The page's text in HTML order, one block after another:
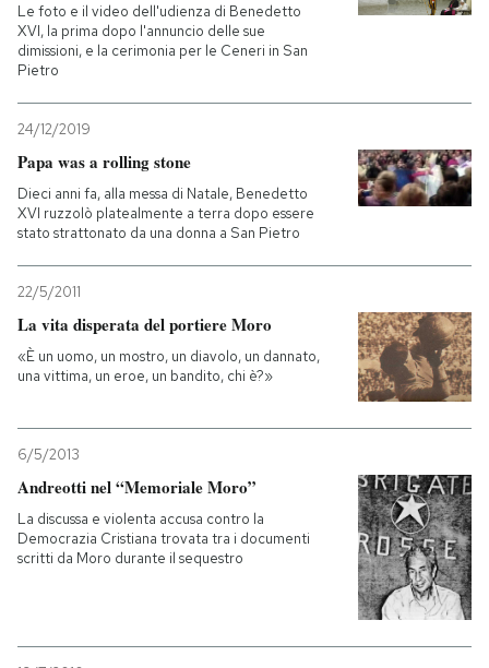
Le foto e il video dell'udienza di Benedetto
XVI, la prima dopo l'annuncio delle sue
dimissioni, e la cerimonia per le Ceneri in San
Pietro
24/12/2019
Papa was a rolling stone
Dieci anni fa, alla messa di Natale, Benedetto
XVI ruzzolò platealmente a terra dopo essere
stato strattonato da una donna a San Pietro
22/5/2011
La vita disperata del portiere Moro
«È un uomo, un mostro, un diavolo, un dannato,
una vittima, un eroe, un bandito, chi è?»
6/5/2013
Andreotti nel “Memoriale Moro”
La discussa e violenta accusa contro la
Democrazia Cristiana trovata tra i documenti
scritti da Moro durante il sequestro